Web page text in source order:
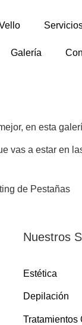
Galería
en esta
vas a estar en
de Pestañas
Nuestros
Estética
Depilación
Tratamientos